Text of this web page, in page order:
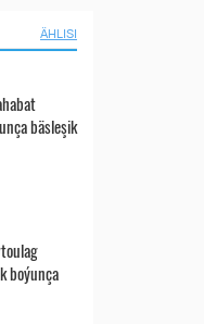
ÄHLISI
bäsleşik
boýunça